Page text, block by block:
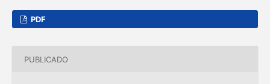
PDF
PUBLICADO